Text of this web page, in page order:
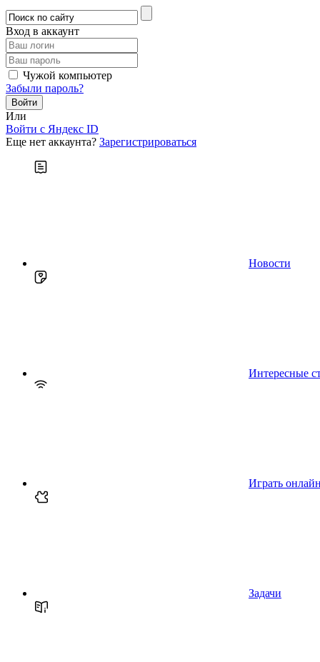
Вход в аккаунт
Чужой компьютер
Забыли пароль?
Или
Войти c Яндекс ID
Еще нет аккаунта? Зарегистрироваться
Новости
Интересные
Играть онлайн
Задачи